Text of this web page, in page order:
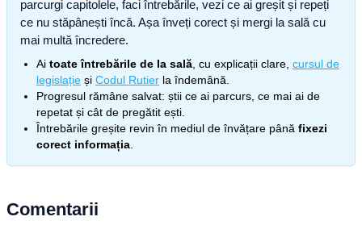
parcurgi capitolele, faci întrebările, vezi ce ai greșit și repeți
ce nu stăpânești încă. Așa înveți corect și mergi la sală cu
mai multă încredere.
Ai toate întrebările de la sală , cu explicații clare, cursul de
legislație și Codul Rutier la îndemână.
Progresul rămâne salvat: știi ce ai parcurs, ce mai ai de
repetat și cât de pregătit ești.
Întrebările greșite revin în mediul de învățare până fixezi
corect informația
Comentarii